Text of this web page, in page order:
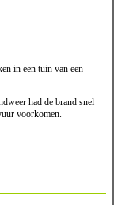
in een tuin van een
had de brand snel
voorkomen.